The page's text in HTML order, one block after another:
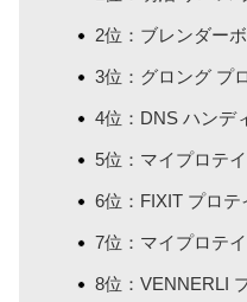
2位：ブレンダー
3位：グロング プ
4位：DNS ハンデ
5位：マイプロテ
6位：FIXIT プロ
7位：マイプロテ
8位：VENNERLI